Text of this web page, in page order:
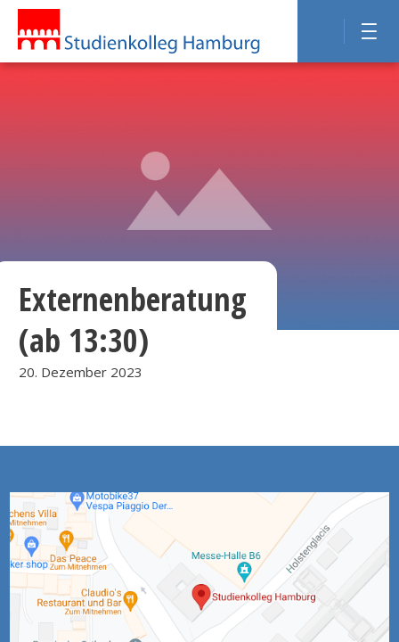
Externenberatung
(ab 13:30)
20. Dezember 2023